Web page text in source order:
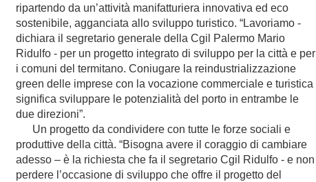
ripartendo da un’attività manifatturiera innovativa ed eco
sostenibile, agganciata allo sviluppo turistico. “Lavoriamo -
dichiara il segretario generale della Cgil Palermo Mario
Ridulfo - per un progetto integrato di sviluppo per la città e per
i comuni del termitano. Coniugare la reindustrializzazione
green delle imprese con la vocazione commerciale e turistica
significa sviluppare le potenzialità del porto in entrambe le
due direzioni”.
Un progetto da condividere con tutte le forze sociali e
produttive della città. “Bisogna avere il coraggio di cambiare
adesso – è la richiesta che fa il segretario Cgil Ridulfo - e non
perdere l’occasione di sviluppo che offre il progetto del